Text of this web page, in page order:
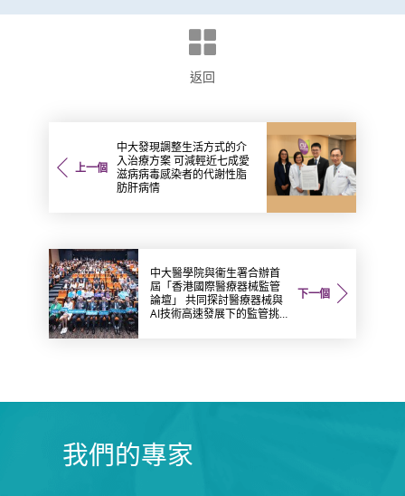
返回
上一個
中大發現調整生活方式的介
入治療方案 可減輕近七成愛
滋病病毒感染者的代謝性脂
肪肝病情
下一個
中大醫學院與衞生署合辦首
屆「香港國際醫療器械監管
論壇」 共同探討醫療器械與
AI技術高速發展下的監管挑
我們的專家